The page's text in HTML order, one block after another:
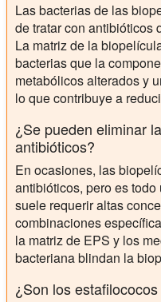
Las bacterias de las
de tratar con antibióticos
La matriz de la
bacterias que la
metabólicos alterados y
lo que contribuye a
¿Se pueden eliminar
antibióticos?
En ocasiones, las
antibióticos, pero es
suele requerir altas
combinaciones
la matriz de EPS y los
bacteriana blindan la
¿Son los